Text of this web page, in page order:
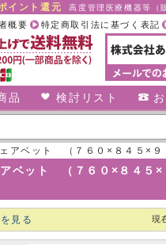
イント還元 高度管理医療機器等
特定商取引法に基づく表記
概要
品 検討リスト
ベット （７６０×８４５×９
ベット （７６０×８４５×
見る 現